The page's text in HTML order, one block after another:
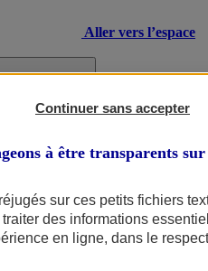
Aller vers l’espace
Continuer sans accepter
à être transparents
sur ces petits fichiers
des informations
en ligne, dans le